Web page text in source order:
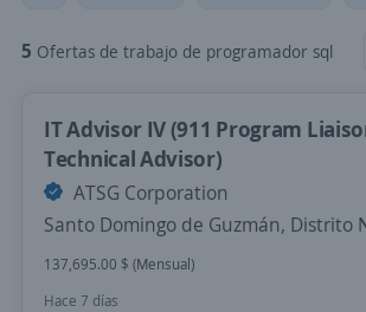
5 Ofertas de trabajo de programador sql
IT Advisor IV (911 Program
Technical Advisor)
ATSG Corporation
Santo Domingo de Guzmán, Distrito
137,695.00 $ (Mensual)
Hace 7 días